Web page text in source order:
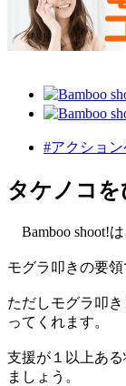
#アクション
タケノコ
Bamboo shoot!
モグラ叩きの要
ただしモグラ叩
ってくれます。
支援が１以上あ
ましょう。